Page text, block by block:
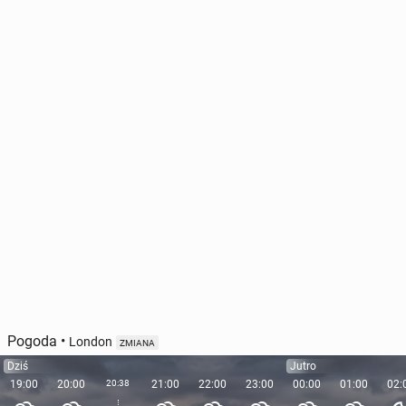
Pogoda • London ZMIANA
Dziś
19:00
20:00 20:38 21:00 22:00 23:00
Jutro
00:00
01:00